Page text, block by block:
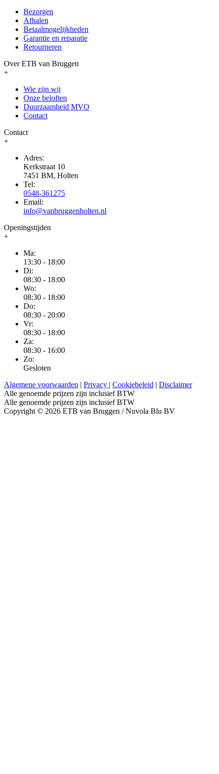
Bezorgen
Afhalen
Betaalmogelijkheden
Garantie en reparatie
Retourneren
Over ETB van Bruggen
+
Wie zijn wij
Onze beloften
Duurzaamheid MVO
Contact
Contact
+
Adres:
Kerkstraat 10
7451 BM, Holten
Tel:
0548-361275
Email:
info@vanbruggenholten.nl
Openingstijden
+
Ma:
13:30 - 18:00
Di:
08:30 - 18:00
Wo:
08:30 - 18:00
Do:
08:30 - 20:00
Vr:
08:30 - 18:00
Za:
08:30 - 16:00
Zo:
Gesloten
Algemene voorwaarden | Privacy | Cookiebeleid | Disclaimer
Alle genoemde prijzen zijn inclusief BTW
Alle genoemde prijzen zijn inclusief BTW
Copyright © 2026 ETB van Bruggen / Nuvola Blu BV